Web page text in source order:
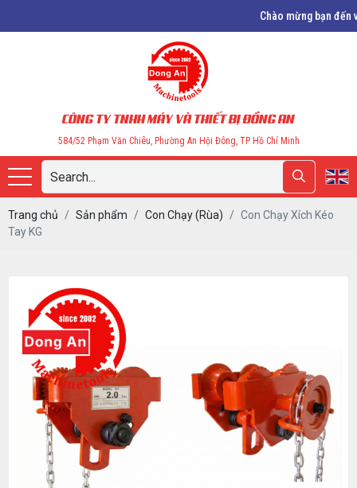
Chào mừng bạn đến với
CÔNG TY TNHH MÁY VÀ THIẾT BỊ ĐỒNG AN
584/52 Phạm Văn Chiêu, Phường An Hội Đông, TP Hồ Chí Minh
Trang chủ Sản phẩm Con Chạy (Rùa)
Con Chạy Xích Kéo
Tay KG